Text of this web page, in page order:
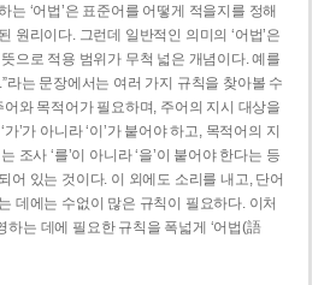
는 ‘어법’은 표준어를 어떻게 적을지를 정해
원리이다. 그런데 일반적인 의미의 ‘어법’은
으로 적용 범위가 무척 넓은 개념이다. 예를
라는 문장에서는 여러 가지 규칙을 찾아볼 수
어와 목적어가 필요하며, 주어의 지시 대상을
가’가 아니라 ‘이’가 붙어야 하고, 목적어의 지
조사 ‘를’이 아니라 ‘을’이 붙어야 한다는 등
어 있는 것이다. 이 외에도 소리를 내고, 단어
데에는 수없이 많은 규칙이 필요하다. 이처
하는 데에 필요한 규칙을 폭넓게 ‘어법(語